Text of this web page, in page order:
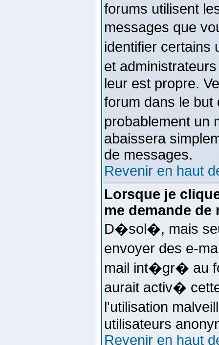
forums utilisent
messages que
identifier certains
et
leur est propre.
forum dans le
probablement un
abaissera
de messages.
Revenir en haut
Lorsque je
me demande de
D�sol�, mais
envoyer des e-
mail int�gr� au
aurait activ�
l'utilisation
utilisateurs
Revenir en haut